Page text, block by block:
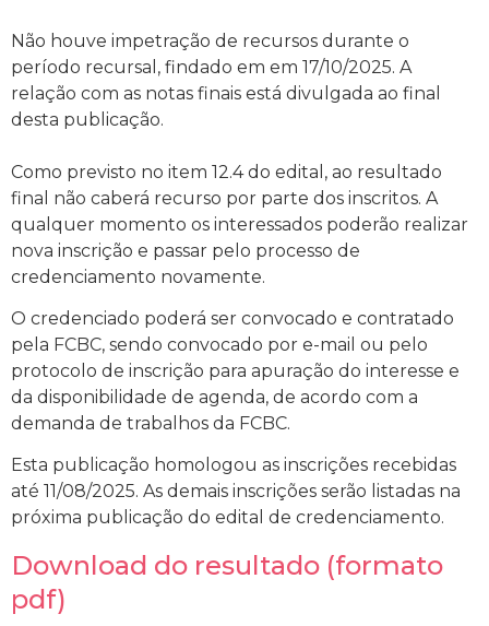
Não houve impetração de recursos durante o
período recursal, findado em em 17/10/2025. A
relação com as notas finais está divulgada ao final
desta publicação.
Como previsto no item 12.4 do edital, ao resultado
final não caberá recurso por parte dos inscritos. A
qualquer momento os interessados poderão realizar
nova inscrição e passar pelo processo de
credenciamento novamente.
O credenciado poderá ser convocado e contratado
pela FCBC, sendo convocado por e-mail ou pelo
protocolo de inscrição para apuração do interesse e
da disponibilidade de agenda, de acordo com a
demanda de trabalhos da FCBC.
Esta publicação homologou as inscrições recebidas
até 11/08/2025. As demais inscrições serão listadas na
próxima publicação do edital de credenciamento.
Download do resultado (formato
pdf)